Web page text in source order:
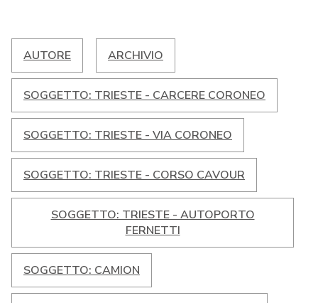
AUTORE ARCHIVIO
SOGGETTO: TRIESTE - CARCERE CORONEO
SOGGETTO: TRIESTE - VIA CORONEO
SOGGETTO: TRIESTE - CORSO CAVOUR
SOGGETTO: TRIESTE - AUTOPORTO
FERNETTI
SOGGETTO: CAMION